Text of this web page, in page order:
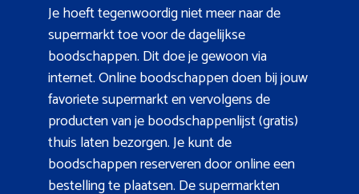
Je hoeft tegenwoordig niet meer naar de
supermarkt toe voor de dagelijkse
boodschappen. Dit doe je gewoon via
internet. Online boodschappen doen bij jouw
favoriete supermarkt en vervolgens de
producten van je boodschappenlijst (gratis)
thuis laten bezorgen. Je kunt de
boodschappen reserveren door online een
bestelling te plaatsen. De supermarkten